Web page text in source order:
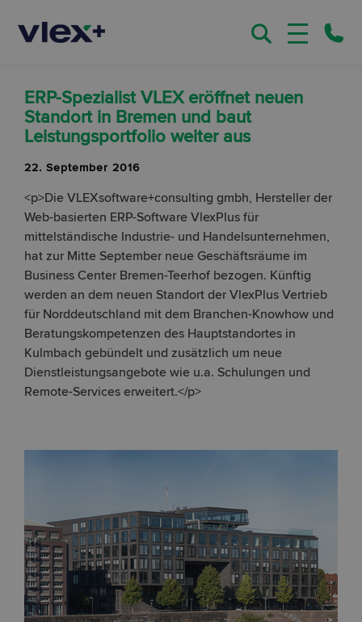
ERP-Spezialist VLEX eröffnet neuen
Standort in Bremen und baut
Leistungsportfolio weiter aus
22. September 2016
<p>Die VLEXsoftware+consulting gmbh, Hersteller der
Web-basierten ERP-Software VlexPlus für
mittelständische Industrie- und Handelsunternehmen,
hat zur Mitte September neue Geschäftsräume im
Business Center Bremen-Teerhof bezogen. Künftig
werden an dem neuen Standort der VlexPlus Vertrieb
für Norddeutschland mit dem Branchen-Knowhow und
Beratungskompetenzen des Hauptstandortes in
Kulmbach gebündelt und zusätzlich um neue
Dienstleistungsangebote wie u.a. Schulungen und
Remote-Services erweitert.</p>